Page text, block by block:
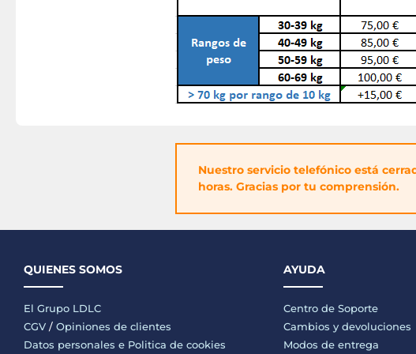
Nuestro servicio telefónico está
horas. Gracias por tu comprensión.
QUIENES SOMOS
El Grupo LDLC
CGV / Opiniones de clientes
Datos personales e Politica de cookies
AYUDA
Centro de Soporte
Cambios y devoluciones
Modos de entrega